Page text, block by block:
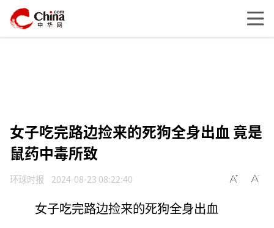
女子吃完路边捡来的死狗全身出血 竟是
鼠药中毒所致
环球时报 2024-08-23 08:22:40
女子吃完路边捡来的死狗全身出血